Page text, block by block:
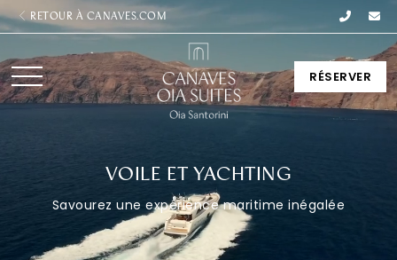
RETOUR À CANAVES.COM
RÉSERVER
VOILE ET YACHTING
Savourez une expérience maritime inégalée